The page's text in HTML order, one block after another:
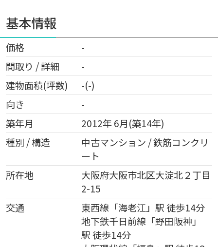
基本情報
価格
-
間取り / 詳細
-
建物面積(坪数)
-(-)
向き
-
築年月
2012年 6月(築14年)
種別 / 構造
中古マンション / 鉄筋コンクリ
ート
所在地
大阪府大阪市北区大淀北２丁目
2-15
交通
東西線「海老江」駅 徒歩14分
地下鉄千日前線「野田阪神」
駅 徒歩14分